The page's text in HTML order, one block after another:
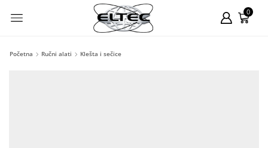
0
Početna Ručni alati Klešta i sečice